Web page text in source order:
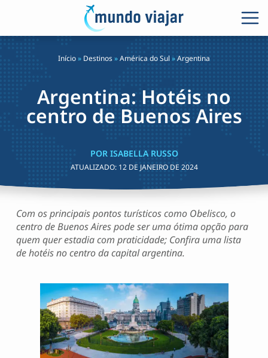
Início» Destinos»América do Sul»Argentina
Argentina: Hotéis no
centro de Buenos Aires
POR ISABELLA RUSSO
ATUALIZADO: 12 DE JANEIRO DE 2024
Com os principais pontos turísticos como Obelisco, o
centro de Buenos Aires pode ser uma ótima opção para
quem quer estadia com praticidade; Confira uma lista
de hotéis no centro da capital argentina.